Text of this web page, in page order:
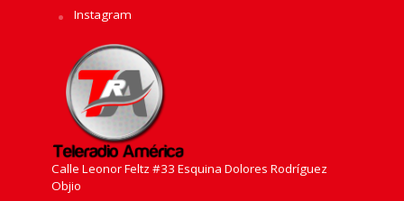
Instagram
Calle Leonor Feltz #33 Esquina Dolores Rodríguez
Objio